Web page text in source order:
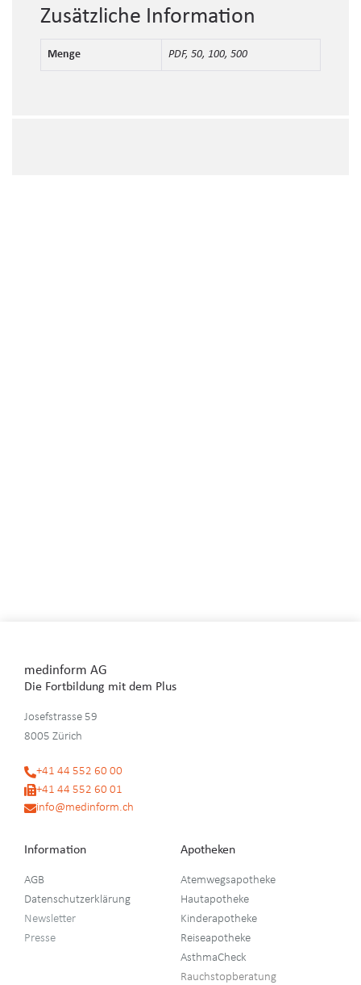
Zusätzliche Information
Menge PDF, 50, 100, 500
medinform AG
Die Fortbildung mit dem Plus
Josefstrasse 59
8005 Zürich
+41 44 552 60 00
+41 44 552 60 01
info@medinform.ch
Information
AGB
Datenschutzerklärung
Newsletter
Presse
Apotheken
Atemwegsapotheke
Hautapotheke
Kinderapotheke
Reiseapotheke
AsthmaCheck
Rauchstopberatung